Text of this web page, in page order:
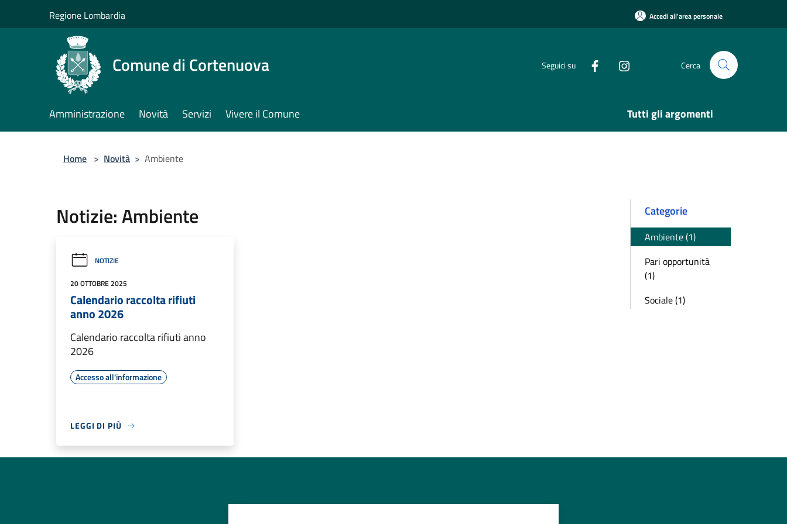
Regione Lombardia Accedi all'area personale
Comune di Cortenuova Seguici su Cerca
Amministrazione Novità Servizi Vivere il Comune Tutti gli argomenti
Home > Novità > Ambiente
Notizie: Ambiente
NOTIZIE
20 OTTOBRE 2025
Calendario raccolta rifiuti
anno 2026
Calendario raccolta rifiuti anno
2026
Accesso all'informazione
LEGGI DI PIÙ
Categorie
Ambiente (1)
Pari opportunità
(1)
Sociale (1)